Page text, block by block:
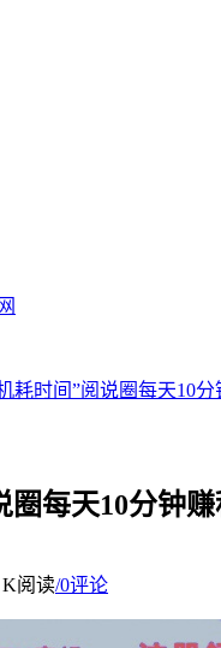
耗时间”阅说圈每天10
圈每天10分钟
K阅读/0评论